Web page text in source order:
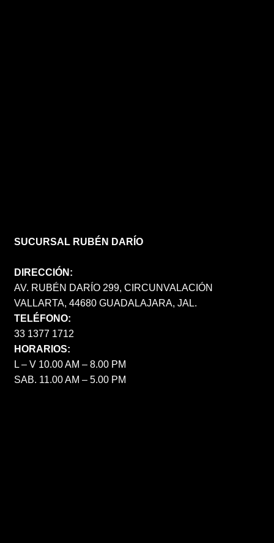
SUCURSAL RUBÉN DARÍO
DIRECCIÓN:
AV. RUBÉN DARÍO 299, CIRCUNVALACIÓN
VALLARTA, 44680 GUADALAJARA, JAL.
TELÉFONO:
33 1377 1712
HORARIOS:
L – V 10.00 AM – 8.00 PM
SAB. 11.00 AM – 5.00 PM